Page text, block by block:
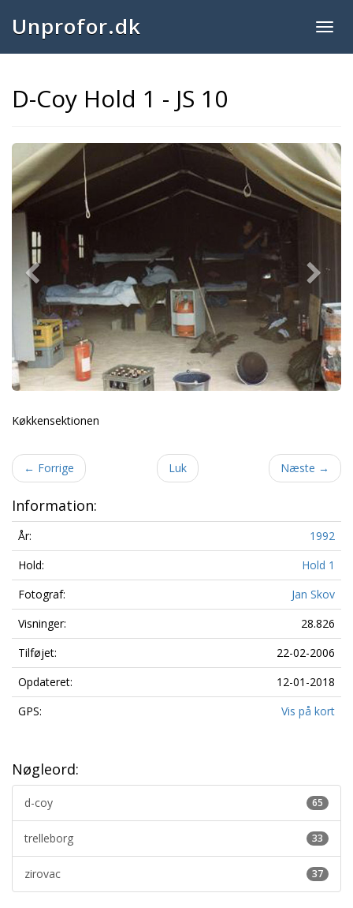
Unprofor.dk
D-Coy Hold 1 - JS 10
Previous Next
Køkkensektionen
← Forrige Luk Næste →
Information:
År:
1992
Hold:
Hold 1
Fotograf:
Jan Skov
Visninger:
28.826
Tilføjet:
22-02-2006
Opdateret:
12-01-2018
GPS:
Vis på kort
Nøgleord:
65
d-coy
33
trelleborg
37
zirovac